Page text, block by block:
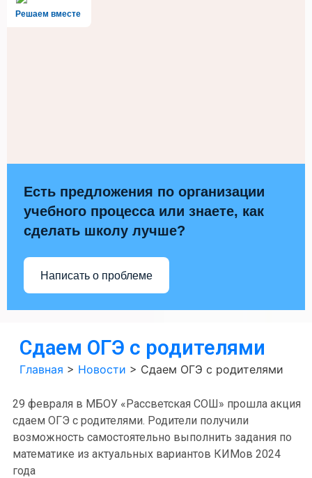
Решаем вместе
Есть предложения по организации
учебного процесса или знаете, как
сделать школу лучше?
Написать о проблеме
Сдаем ОГЭ с родителями
Главная > Новости > Сдаем ОГЭ с родителями
29 февраля в МБОУ «Рассветская СОШ» прошла акция
сдаем ОГЭ с родителями. Родители получили
возможность самостоятельно выполнить задания по
математике из актуальных вариантов КИМов 2024
года